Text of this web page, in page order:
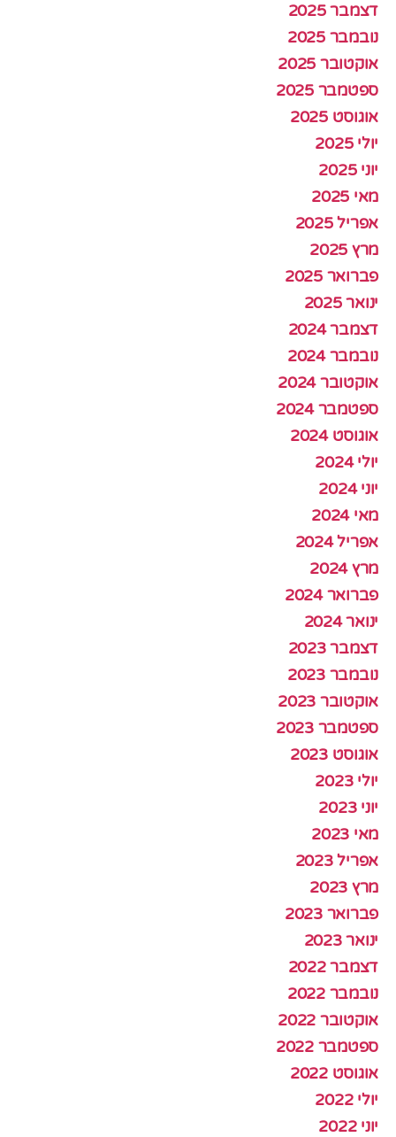
דצמבר 2025
נובמבר 2025
אוקטובר 2025
ספטמבר 2025
אוגוסט 2025
יולי 2025
יוני 2025
מאי 2025
אפריל 2025
מרץ 2025
פברואר 2025
ינואר 2025
דצמבר 2024
נובמבר 2024
אוקטובר 2024
ספטמבר 2024
אוגוסט 2024
יולי 2024
יוני 2024
מאי 2024
אפריל 2024
מרץ 2024
פברואר 2024
ינואר 2024
דצמבר 2023
נובמבר 2023
אוקטובר 2023
ספטמבר 2023
אוגוסט 2023
יולי 2023
יוני 2023
מאי 2023
אפריל 2023
מרץ 2023
פברואר 2023
ינואר 2023
דצמבר 2022
נובמבר 2022
אוקטובר 2022
ספטמבר 2022
אוגוסט 2022
יולי 2022
יוני 2022